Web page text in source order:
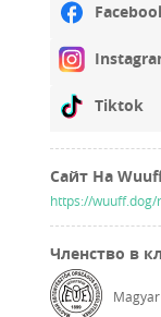
Tiktok
Сайт На
https://
Членство в